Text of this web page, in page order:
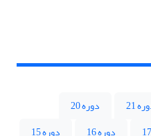
21
دوره 20